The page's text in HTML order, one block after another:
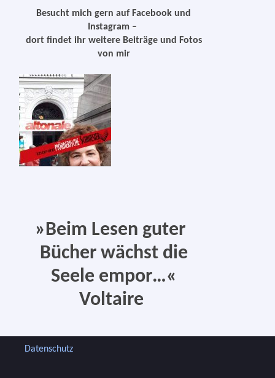
Besucht mich gern auf Facebook und
Instagram –
dort fin­det ihr wei­te­re Beiträge und Fotos
von mir
»Beim Lesen guter
Bücher wächst die
Seele empor…«
Voltaire
Datenschutz